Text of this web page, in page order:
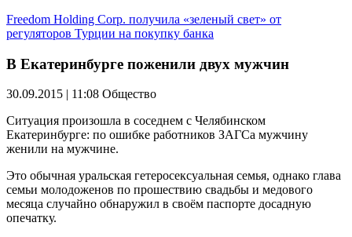
Freedom Holding Corp. получила «зеленый свет» от
регуляторов Турции на покупку банка
В Екатеринбурге поженили двух мужчин
30.09.2015 | 11:08 Общество
Ситуация произошла в соседнем с Челябинском
Екатеринбурге: по ошибке работников ЗАГСа мужчину
женили на мужчине.
Это обычная уральская гетеросексуальная семья, однако глава
семьи молодоженов по прошествию свадьбы и медового
месяца случайно обнаружил в своём паспорте досадную
опечатку.